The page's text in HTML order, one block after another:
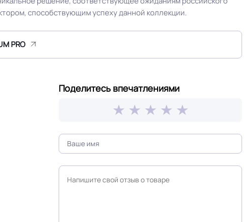
EUROPROF 522 контакт / EUROPROF 521
Крытое, сухое помещение.
способствующим успеху данной коллекции.
PRO
Поделитесь впечатлениями